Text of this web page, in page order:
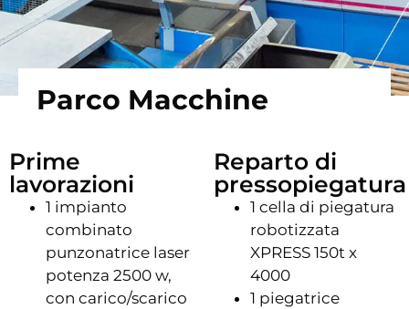
Parco Macchine
Prime
lavorazioni
1 impianto
combinato
punzonatrice laser
potenza 2500 w,
con carico/scarico
Reparto di
pressopiegatura
1 cella di piegatura
robotizzata
XPRESS 150t x
4000
1 piegatrice